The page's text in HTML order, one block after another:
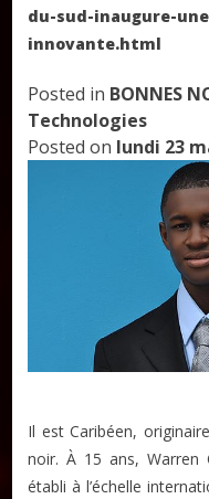
du-sud-inaugure-
innovante.html
Posted in BONNES
Technologies
Posted on lundi 23
Il est Caribéen,
noir. À 15 ans, Warren
établi à l’échelle